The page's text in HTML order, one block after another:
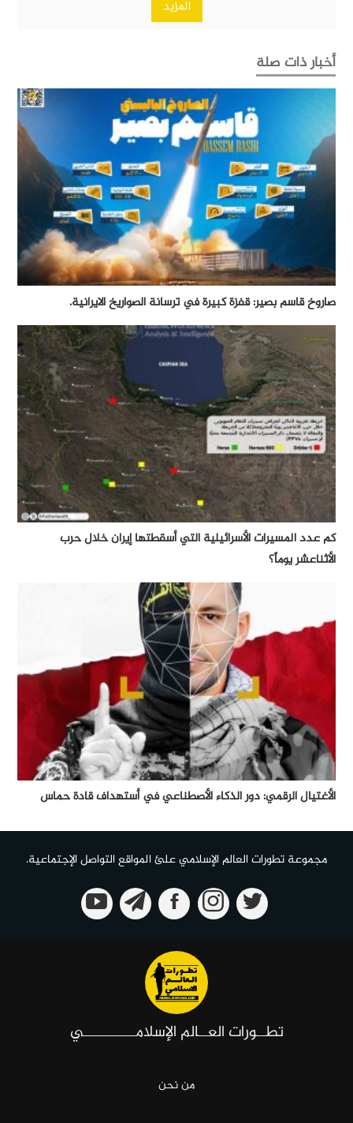
المزيد
أخبار ذات صلة
صاروخ قاسم بصير: قفزة كبيرة في ترسانة الصواريخ الايرانية.
كم عدد المسيرات الأسرائيلية التي أسقطتها إيران خلال حرب
الأثناعشر يوماً؟
الأغتيال الرقمي: دور الذكاء الأصطناعي في أستهداف قادة حماس
مجموعة تطورات العالم الإسلامي علئ المواقع التواصل الإجتماعية.
تطــورات العــالم الإسلامـــــــــــي
من نحن